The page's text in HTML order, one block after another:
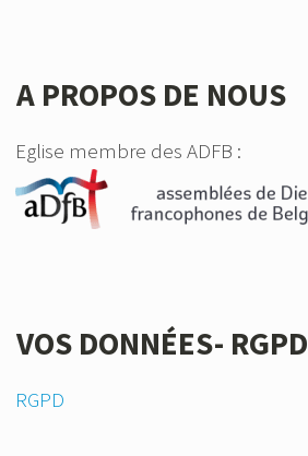
A PROPOS DE NOUS
Eglise membre des ADFB :
VOS DONNÉES- RGPD
RGPD